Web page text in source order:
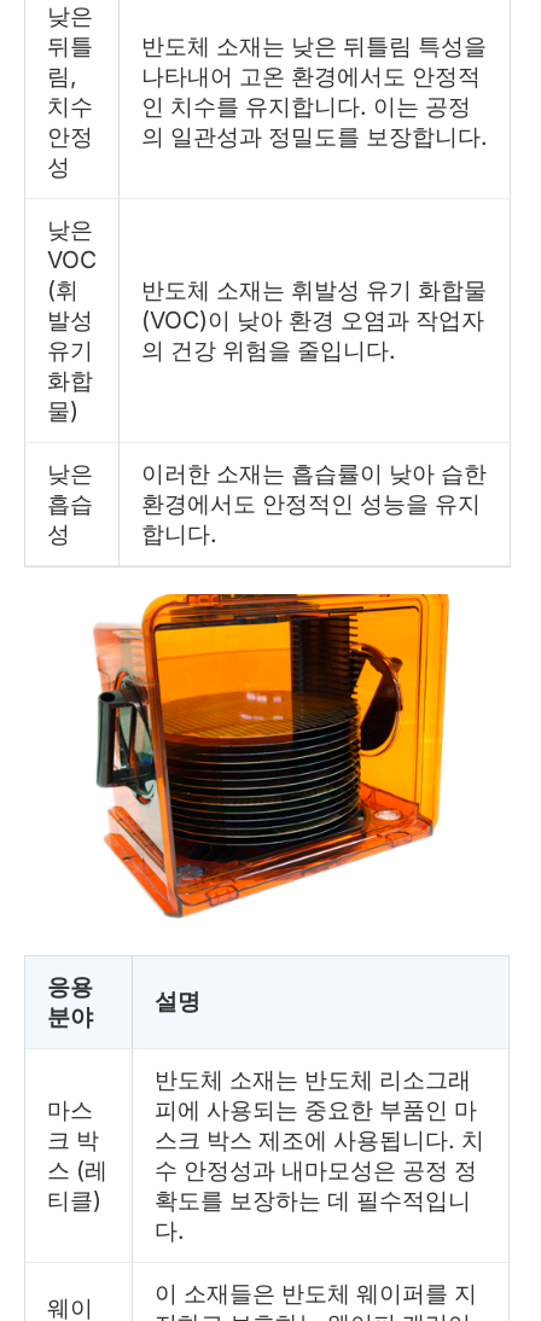
낮은
뒤틀
림,
치수
안정
성
반도체 소재는 낮은 뒤틀림 특성을
나타내어 고온 환경에서도 안정적
인 치수를 유지합니다. 이는 공정
의 일관성과 정밀도를 보장합니다.
낮은
VOC
(휘
발성
유기
화합
물)
반도체 소재는 휘발성 유기 화합물
(VOC)이 낮아 환경 오염과 작업자
의 건강 위험을 줄입니다.
낮은
흡습
성
이러한 소재는 흡습률이 낮아 습한
환경에서도 안정적인 성능을 유지
합니다.
응용
분야
설명
마스
크 박
스 (레
티클)
반도체 소재는 반도체 리소그래
피에 사용되는 중요한 부품인 마
스크 박스 제조에 사용됩니다. 치
수 안정성과 내마모성은 공정 정
확도를 보장하는 데 필수적입니
다.
웨이
이 소재들은 반도체 웨이퍼를 지